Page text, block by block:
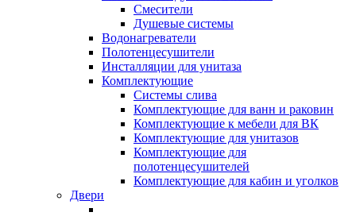
Смесители
Душевые системы
Водонагреватели
Полотенцесушители
Инсталляции для унитаза
Комплектующие
Системы слива
Комплектующие для ванн и раковин
Комплектующие к мебели для ВК
Комплектующие для унитазов
Комплектующие для
полотенцесушителей
Комплектующие для кабин и уголков
Двери